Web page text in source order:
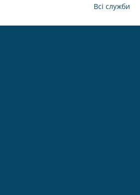
Всі служби